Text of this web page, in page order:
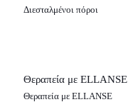
Διεσταλμένοι πόροι
Θεραπεία με ELLANSE
Θεραπεία με ELLANSE